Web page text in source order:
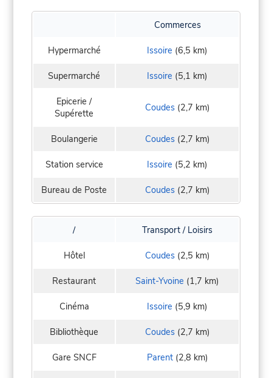
Commerces
Hypermarché Issoire (6,5 km)
Supermarché Issoire (5,1 km)
Epicerie /
Supérette
Coudes(2,7 km)
Boulangerie Coudes(2,7 km)
Station service Issoire (5,2 km)
Bureau de Poste Coudes(2,7 km)
/ Transport / Loisirs
Hôtel Coudes(2,5 km)
Restaurant Saint-Yvoine (1,7 km)
Cinéma Issoire (5,9 km)
Bibliothèque Coudes(2,7 km)
Gare SNCF Parent(2,8 km)